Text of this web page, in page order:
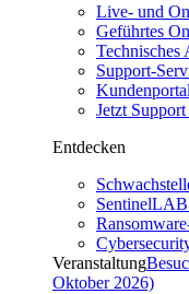
Live- und
Geführtes
Technisches
Support-
Kundenportal
Jetzt
Entdecken
Veranstaltung
Oktober 2026)